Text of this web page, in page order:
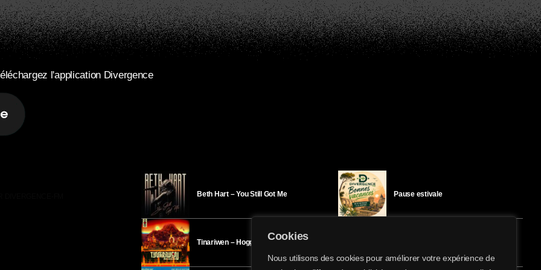
Cookies
Nous utilisons des cookies pour améliorer votre expérience de
l'application Divergence
Beth Hart – You Still Got Me
Tinariwen – Hoggar
Pause estivale